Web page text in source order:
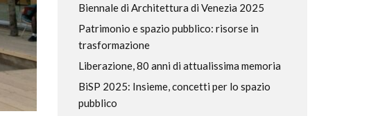
Biennale di Architettura di Venezia 2025
Patrimonio e spazio pubblico: risorse in
trasformazione
Liberazione, 80 anni di attualissima memoria
BiSP 2025: Insieme, concetti per lo spazio
pubblico